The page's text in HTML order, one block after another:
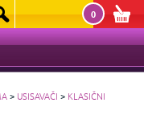
0
> USISAVAČI > KLASIČNI